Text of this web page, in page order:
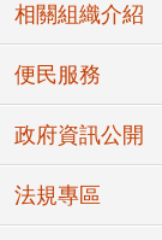
相關組織介紹
便民服務
政府資訊公開
法規專區